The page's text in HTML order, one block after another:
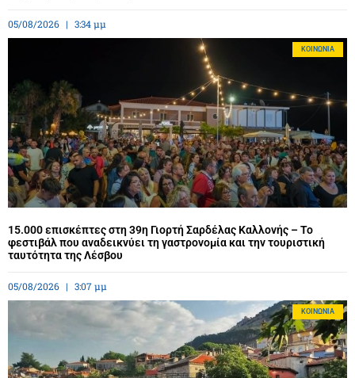
05/08/2026 3:34 μμ
ΚΟΙΝΩΝΊΑ
15.000 επισκέπτες στη 39η Γιορτή Σαρδέλας Καλλονής – Το
φεστιβάλ που αναδεικνύει τη γαστρονομία και την τουριστική
ταυτότητα της Λέσβου
05/08/2026 3:07 μμ
ΚΟΙΝΩΝΊΑ